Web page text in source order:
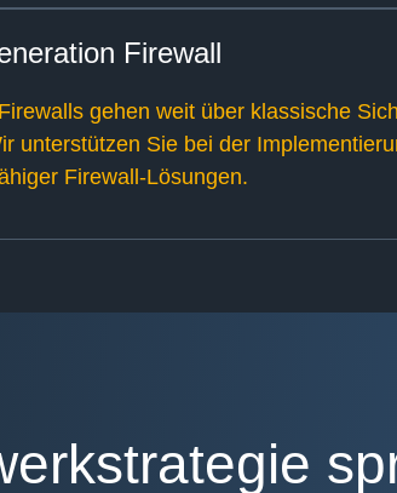
Firewall
gehen weit über klassische
unterstützen Sie bei der
Firewall-Lösungen.